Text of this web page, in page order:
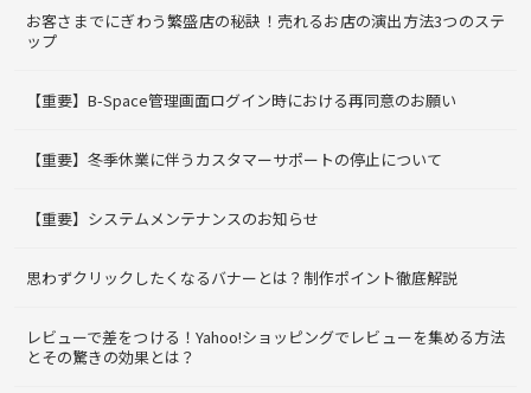
お客さまでにぎわう繁盛店の秘訣！売れるお店の演出方法3つのステ
ップ
【重要】B-Space管理画面ログイン時における再同意のお願い
【重要】冬季休業に伴うカスタマーサポートの停止について
【重要】システムメンテナンスのお知らせ
思わずクリックしたくなるバナーとは？制作ポイント徹底解説
レビューで差をつける！Yahoo!ショッピングでレビューを集める方法
とその驚きの効果とは？